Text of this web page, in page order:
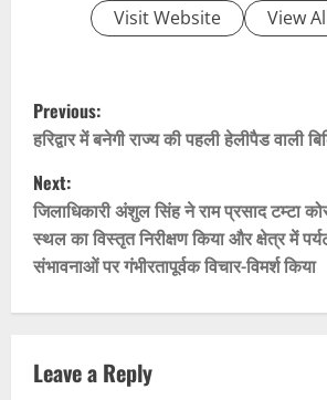
Visit Website View
P
o
s
t
n
v
Previous:
हरिद्वार में बनेगी राज्य की पहली हेलीपैड वाली
Next:
जिलाधिकारी अंशुल सिंह ने राम प्रसाद टम्टा
स्थल का विस्तृत निरीक्षण किया और क्षेत्र में
संभावनाओं पर गंभीरतापूर्वक विचार-विमर्श किया
Leave a Reply